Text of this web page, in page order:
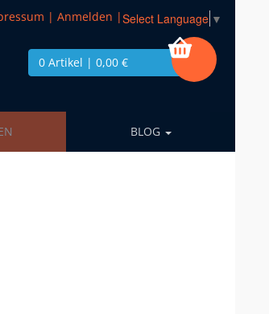
| Anmelden |Select Language ▼
0 Artikel | 0,00 €
BLOG